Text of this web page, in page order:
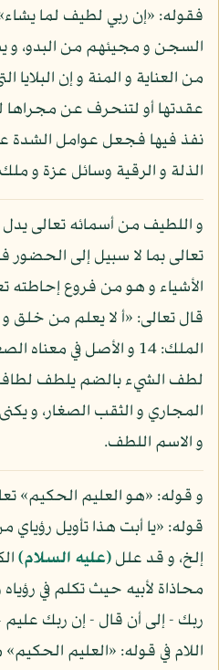
فقوله: «إن ربي لطيف لما
السجن و مجيئهم من البدو، و
من العناية و المنة و إن
عقدتها أو لتنحرف عن مجراها
نفذ فيها فجعل عوامل الشدة
الذلة و الرقية وسائل عزة و
و اللطيف من أسمائه تعالى
تعالى بما لا سبيل إلى الحضور
الأشياء و هو من فروع إحاطته
قال تعالى: «أ لا يعلم من خلق
الملك: 14 و الأصل في
لطف الشيء بالضم يلطف
المجاري و الثقب الصغار، و
و الاسم اللطف.
و قوله: «هو العليم الحكيم»
قوله: «يا أبت هذا تأويل
إلخ، و قد علل(عليه السلام)
محاذاة لأبيه حيث تكلم في
ربك - إلى أن قال - إن ربك
اللام في قوله: «العليم